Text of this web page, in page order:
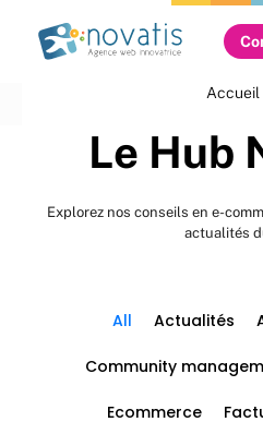
Accueil
Le Hub
Explorez nos conseils en e-
actualités
All Actualités
Community
Ecommerce